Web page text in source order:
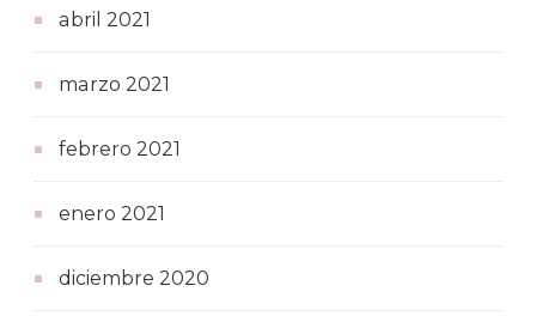
abril 2021
marzo 2021
febrero 2021
enero 2021
diciembre 2020